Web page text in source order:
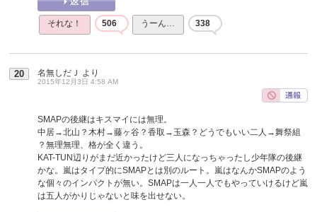
それな！ 506 うーん… 338
20 名無しだＪ より
2015年12月3日 4:58 AM
SMAPの後継はキスマイには無理。
中居→北山？木村→藤ヶ谷？香取→玉森？どうでもいい二人→舞祭組
？無理無理、格が全く違う。
KAT-TUN辺りがまだ近かったけど三人になっちゃったし少年隊の後継
かな。嵐はタイプ的にSMAPとは別のルート。嵐はなんかSMAPのよう
な個々のインパクトが無い。SMAPは一人一人でもやっていけるけど嵐
は五人がかりじゃないと味を出せない。